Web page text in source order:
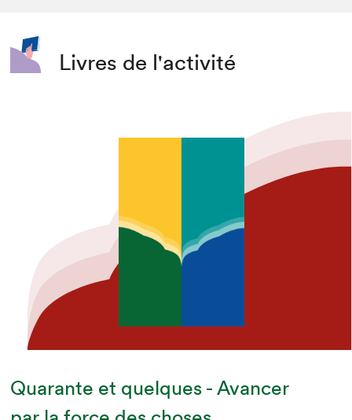
Livres de l'activité
Quarante et quelques - Avancer